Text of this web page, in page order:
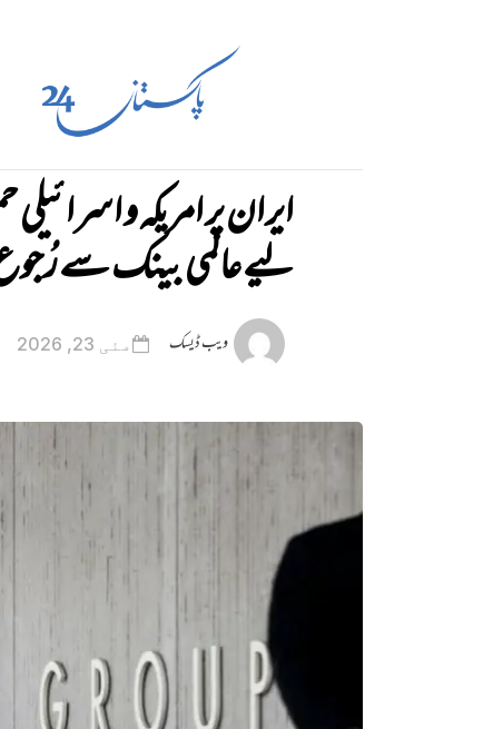
لیے عالمی بینک سے
ویب ڈیسک مئی 23, 2026